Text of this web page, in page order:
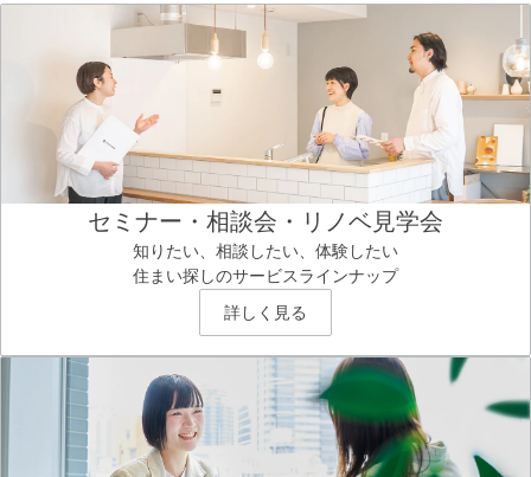
セミナー・相談会・リノベ見学会
知りたい、相談したい、体験したい
住まい探しのサービスラインナップ
詳しく見る